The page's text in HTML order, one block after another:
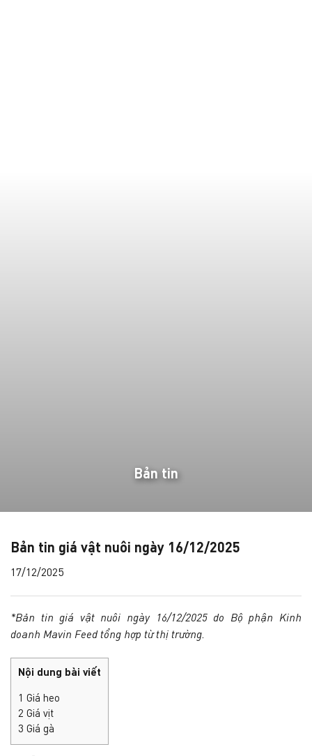
Bản tin
Bản tin giá vật nuôi ngày 16/12/2025
17/12/2025
*Bản tin giá vật nuôi ngày 16/12/2025 do Bộ phận Kinh
doanh Mavin Feed tổng hợp từ thị trường.
Nội dung bài viết
1 Giá heo
2 Giá vịt
3 Giá gà